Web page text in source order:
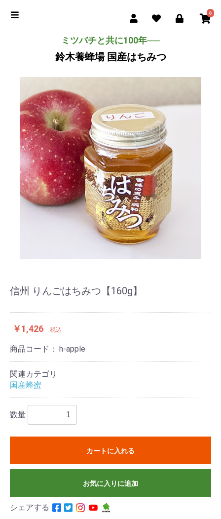
0
ミツバチと共に100年──
鈴木養蜂場 国産はちみつ
信州 りんごはちみつ【160g】
￥1,426 税込
商品コード： h-apple
関連カテゴリ
国産蜂蜜
数量
カートに入れる
お気に入りに追加
シェアする